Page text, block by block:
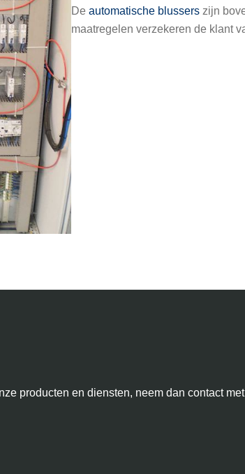
De automatische blussers zijn
maatregelen verzekeren de klant
producten en diensten, neem dan contact